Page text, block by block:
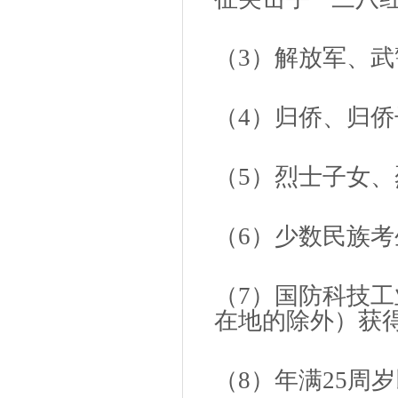
（3）解放军、
（4）归侨、归
（5）烈士子女
（6）少数民族
（7）国防科技
在地的除外）获
（8）年满25周